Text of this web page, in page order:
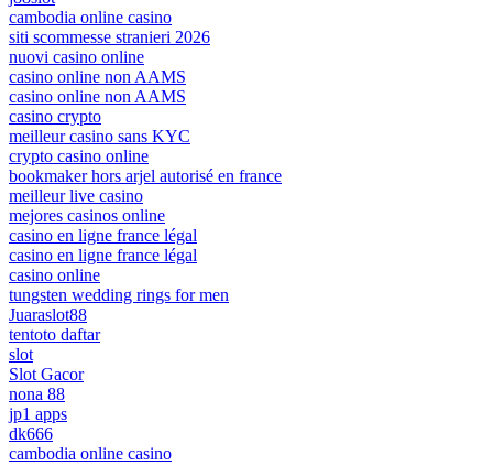
cambodia online casino
siti scommesse stranieri 2026
nuovi casino online
casino online non AAMS
casino online non AAMS
casino crypto
meilleur casino sans KYC
crypto casino online
bookmaker hors arjel autorisé en france
meilleur live casino
mejores casinos online
casino en ligne france légal
casino en ligne france légal
casino online
tungsten wedding rings for men
Juaraslot88
tentoto daftar
slot
Slot Gacor
nona 88
jp1 apps
dk666
cambodia online casino